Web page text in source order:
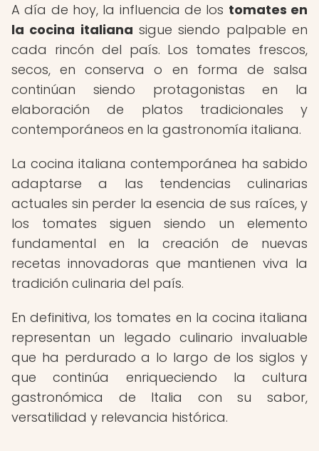
A día de hoy, la influencia de los tomates en
la cocina italiana sigue siendo palpable en
cada rincón del país. Los tomates frescos,
secos, en conserva o en forma de salsa
continúan siendo protagonistas en la
elaboración de platos tradicionales y
contemporáneos en la gastronomía italiana.
La cocina italiana contemporánea ha sabido
adaptarse a las tendencias culinarias
actuales sin perder la esencia de sus raíces, y
los tomates siguen siendo un elemento
fundamental en la creación de nuevas
recetas innovadoras que mantienen viva la
tradición culinaria del país.
En definitiva, los tomates en la cocina italiana
representan un legado culinario invaluable
que ha perdurado a lo largo de los siglos y
que continúa enriqueciendo la cultura
gastronómica de Italia con su sabor,
versatilidad y relevancia histórica.